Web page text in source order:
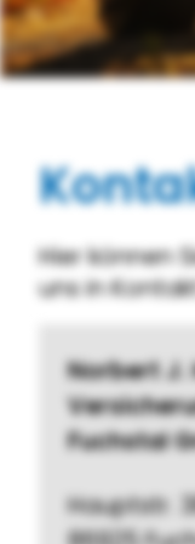
Hier können
uns in
Norbert J.
Fuchstal
Hauptstr.